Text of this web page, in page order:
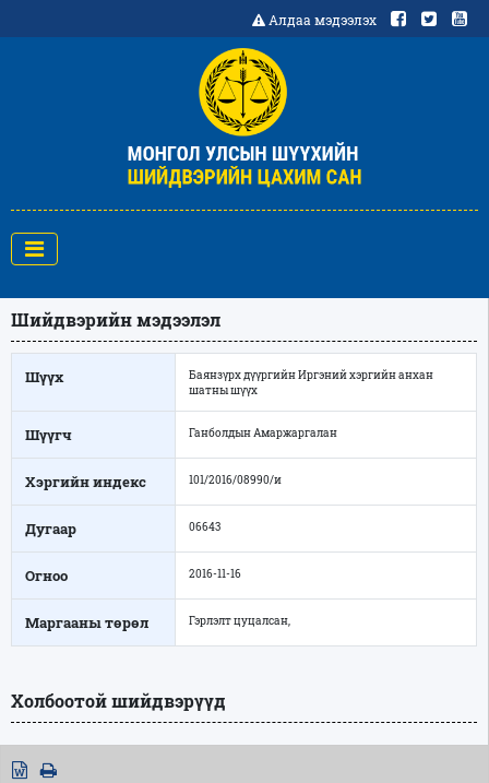
Алдаа мэдээлэх
Шийдвэрийн мэдээлэл
Шүүх
Баянзүрх дүүргийн Иргэний хэргийн анхан
шатны шүүх
Шүүгч Ганболдын Амаржаргалан
Хэргийн индекс 101/2016/08990/и
Дугаар 06643
Огноо 2016-11-16
Маргааны төрөл Гэрлэлт цуцалсан,
Холбоотой шийдвэрүүд